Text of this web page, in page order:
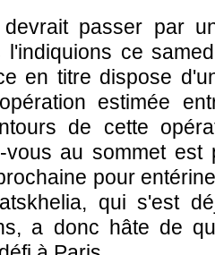
passer par
l'indiquions ce
en titre dispose
estimée
de cette
vous au sommet est
pour
qui s'est
a donc hâte de